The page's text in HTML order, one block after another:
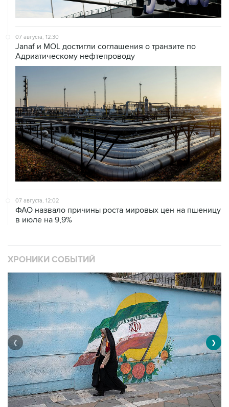
07 августа, 12:30
Адриатическому нефтепроводу
07 августа, 12:02
в июле на 9,9%
❮ ❯